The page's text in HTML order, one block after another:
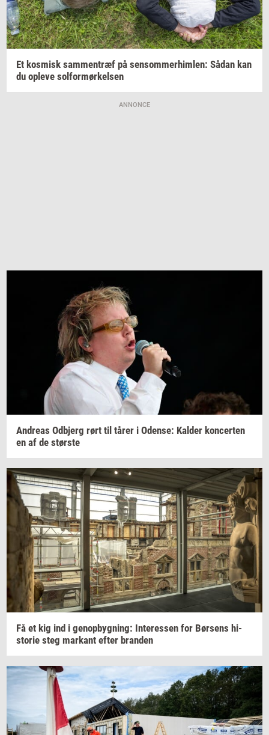
Et kos­misk sam­men­træf på sen­som­mer­him­len: Sådan kan
du op­le­ve sol­for­mør­kel­sen
ANNONCE
An­dreas Od­b­jerg rørt til tårer i Oden­se: Kal­der kon­cer­ten
en af de stør­ste
Få et kig ind i genop­byg­ning: In­ter­es­sen for Bør­sens hi­
sto­rie steg mar­kant efter bran­den